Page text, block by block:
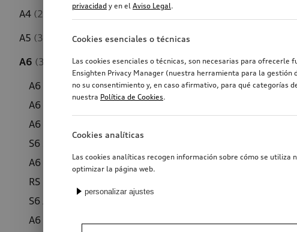
A4 (293)
A5 (314)
A6 (318)
A6 allroad(38)
A6 allroad e-hybrid(7)
A6 Saloon
S6 Saloon
A6 Avant (172)
RS 6 Avant
S6 Avant
A6 Saloon
privacidad y en el Aviso Legal.
Cookies esenciales o técnicas
Las cookies esenciales o técnicas, son necesarias para
Ensighten Privacy Manager (nuestra herramienta para la
no su consentimiento y, en caso afirmativo, para qué categorías
nuestra Política de Cookies.
Cookies analíticas
Las cookies analíticas recogen información sobre cómo se
optimizar la página web.
personalizar ajustes